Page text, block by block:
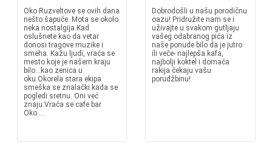
Oko Ruzveltove se ovih dana
nešto šapuće. Mota se okolo
neka nostalgija.Kad
oslušnete kao da vetar
donosi tragove muzike i
smeha. Kažu ljudi, vraća se
mesto koje je našem kraju
bilo...kao zenica u
oku.Okorela stara ekipa
smeška se znalački kada se
pogledi sretnu. Oni već
znaju.Vraća se cafe bar
Oko....
Dobrodošli u našu porodičnu
oazu! Pridružite nam se i
uživajte u svakom gutljaju
vašeg odabranog pića iz
naše ponude bilo da je jutro
ili veče- najlepša kafa,
najbolji koktel i domaća
rakija čekaju vašu
porudžbinu!